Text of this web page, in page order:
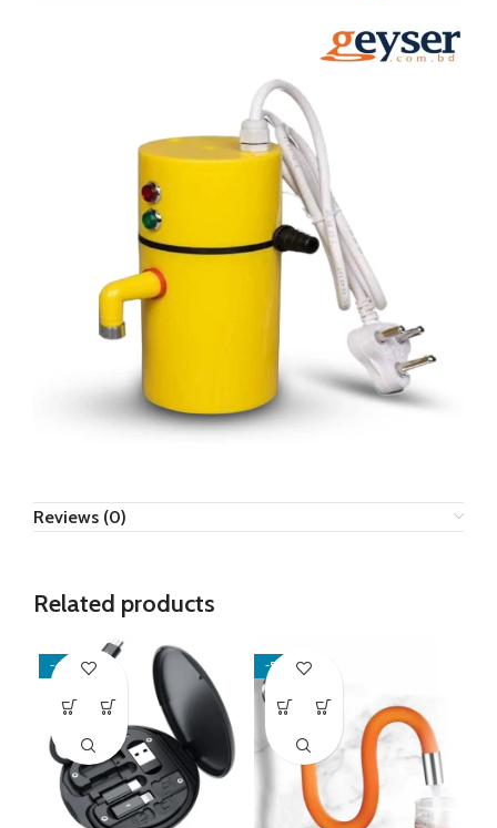
Reviews (0)
Related products
-47% -50%